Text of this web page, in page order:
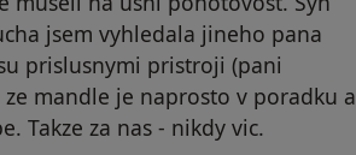
jsem vyhledala jineho pana
prislusnymi pristroji (pani
mandle je naprosto v poradku a
Takze za nas - nikdy vic.